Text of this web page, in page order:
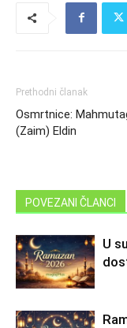
Prethodni članak
Osmrtnice:
(Zaim) Eldin
POVEZANI ČLANCI
U